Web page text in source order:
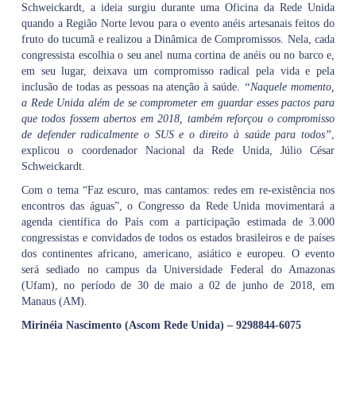
Schweickardt, a ideia surgiu durante uma Oficina da Rede Unida
quando a Região Norte levou para o evento anéis artesanais feitos do
fruto do tucumã e realizou a Dinâmica de Compromissos. Nela, cada
congressista escolhia o seu anel numa cortina de anéis ou no barco e,
em seu lugar, deixava um compromisso radical pela vida e pela
inclusão de todas as pessoas na atenção à saúde.
“Naquele momento,
a Rede Unida além de se comprometer em guardar esses pactos para
que todos fossem abertos em 2018, também reforçou o compromisso
de defender radicalmente o SUS e o direito à saúde para todos”
explicou o coordenador Nacional da Rede Unida, Júlio César
Schweickardt.
Com o tema “Faz escuro, mas cantamos: redes em re-existência nos
encontros das águas”, o Congresso da Rede Unida movimentará a
agenda científica do País com a participação estimada de 3.000
congressistas e convidados de todos os estados brasileiros e de países
dos continentes africano, americano, asiático e europeu. O evento
será sediado no campus da Universidade Federal do Amazonas
(Ufam), no período de 30 de maio a 02 de junho de 2018, em
Manaus (AM).
Mirinéia Nascimento (Ascom Rede Unida) – 9298844-6075